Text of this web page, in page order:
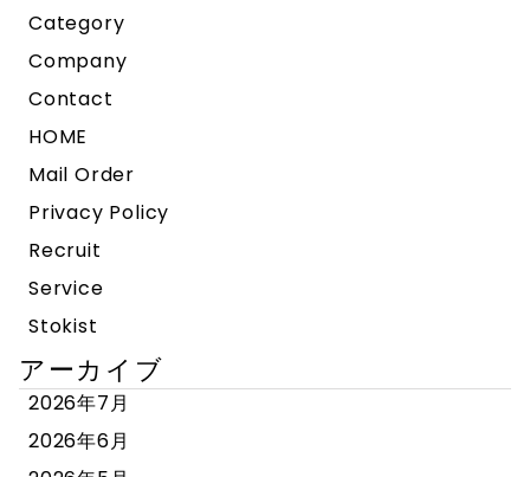
Category
Company
Contact
HOME
Mail Order
Privacy Policy
Recruit
Service
Stokist
アーカイブ
2026年7月
2026年6月